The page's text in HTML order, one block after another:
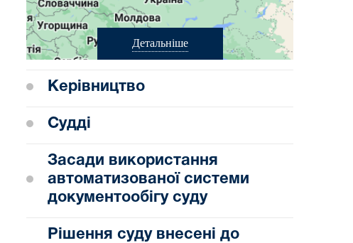
Детальніше
Керівництво
Судді
Засади використання
автоматизованої системи
документообігу суду
Рішення суду внесені до